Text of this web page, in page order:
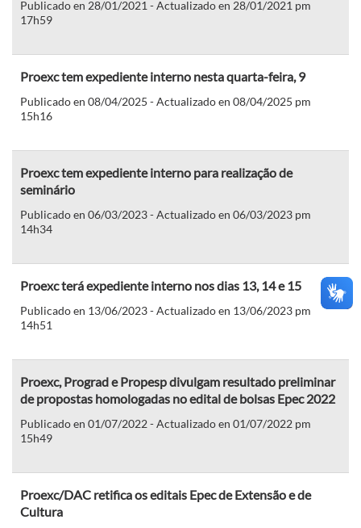
Publicado en 28/01/2021 - Actualizado en 28/01/2021 pm
17h59
Proexc tem expediente interno nesta quarta-feira, 9
Publicado en 08/04/2025 - Actualizado en 08/04/2025 pm
15h16
Proexc tem expediente interno para realização de
seminário
Publicado en 06/03/2023 - Actualizado en 06/03/2023 pm
14h34
Proexc terá expediente interno nos dias 13, 14 e 15
Publicado en 13/06/2023 - Actualizado en 13/06/2023 pm
14h51
Proexc, Prograd e Propesp divulgam resultado preliminar
de propostas homologadas no edital de bolsas Epec 2022
Publicado en 01/07/2022 - Actualizado en 01/07/2022 pm
15h49
Proexc/DAC retifica os editais Epec de Extensão e de
Cultura